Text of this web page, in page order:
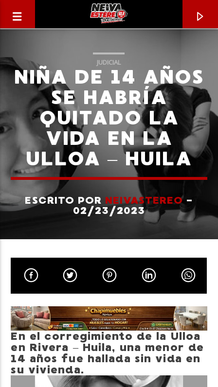
CANCIÓN ACTUAL
TÍTULO
ARTISTA
Neiva Estereo
JUDICIAL
NIÑA DE 14 AÑOS
SE HABRÍA
QUITADO LA
VIDA EN LA
ULLOA – HUILA
ESCRITO POR NEIVASTEREO-
02/23/2023
En el corregimiento de la Ulloa
en Rivera – Huila, una menor de
14 años fue hallada sin vida en
su vivienda.